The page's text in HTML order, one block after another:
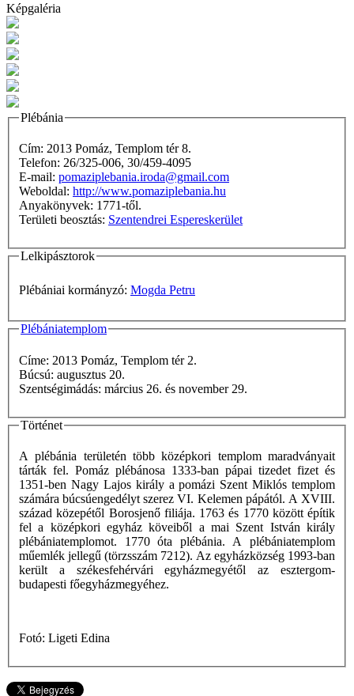
Képgaléria
Plébánia
Cím: 2013 Pomáz, Templom tér 8.
Telefon: 26/325-006, 30/459-4095
E-mail: pomaziplebania.iroda@gmail.com
Weboldal: http://www.pomaziplebania.hu
Anyakönyvek: 1771-től.
Területi beosztás: Szentendrei Espereskerület
Lelkipásztorok
Plébániai kormányzó: Mogda Petru
Plébániatemplom
Címe: 2013 Pomáz, Templom tér 2.
Búcsú: augusztus 20.
Szentségimádás: március 26. és november 29.
Történet
A plébánia területén több középkori templom maradványait
tárták fel. Pomáz plébánosa 1333-ban pápai tizedet fizet és
1351-ben Nagy Lajos király a pomázi Szent Miklós templom
számára búcsúengedélyt szerez VI. Kelemen pápától. A XVIII.
század közepétől Borosjenő filiája. 1763 és 1770 között építik
fel a középkori egyház köveiből a mai Szent István király
plébániatemplomot. 1770 óta plébánia. A plébániatemplom
műemlék jellegű (törzsszám 7212). Az egyházközség 1993-ban
került a székesfehérvári egyházmegyétől az esztergom-
budapesti főegyházmegyéhez.
Fotó: Ligeti Edina